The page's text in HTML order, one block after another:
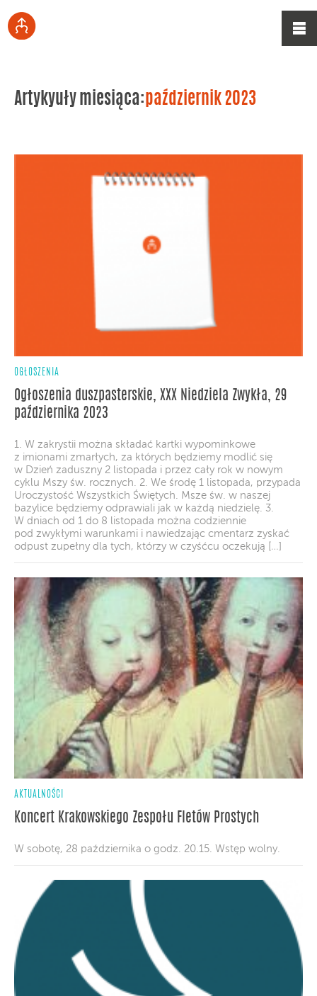
Artykyuły miesiąca: październik 2023
OGŁOSZENIA
Ogłoszenia duszpasterskie, XXX Niedziela Zwykła, 29
października 2023
1. W zakrystii można składać kartki wypominkowe
z imionami zmarłych, za których będziemy modlić się
w Dzień zaduszny 2 listopada i przez cały rok w nowym
cyklu Mszy św. rocznych. 2. We środę 1 listopada, przypada
Uroczystość Wszystkich Świętych. Msze św. w naszej
bazylice będziemy odprawiali jak w każdą niedzielę. 3.
W dniach od 1 do 8 listopada można codziennie
pod zwykłymi warunkami i nawiedzając cmentarz zyskać
odpust zupełny dla tych, którzy w czyśćcu oczekują […]
AKTUALNOŚCI
Koncert Krakowskiego Zespołu Fletów Prostych
W sobotę, 28 października o godz. 20.15. Wstęp wolny.